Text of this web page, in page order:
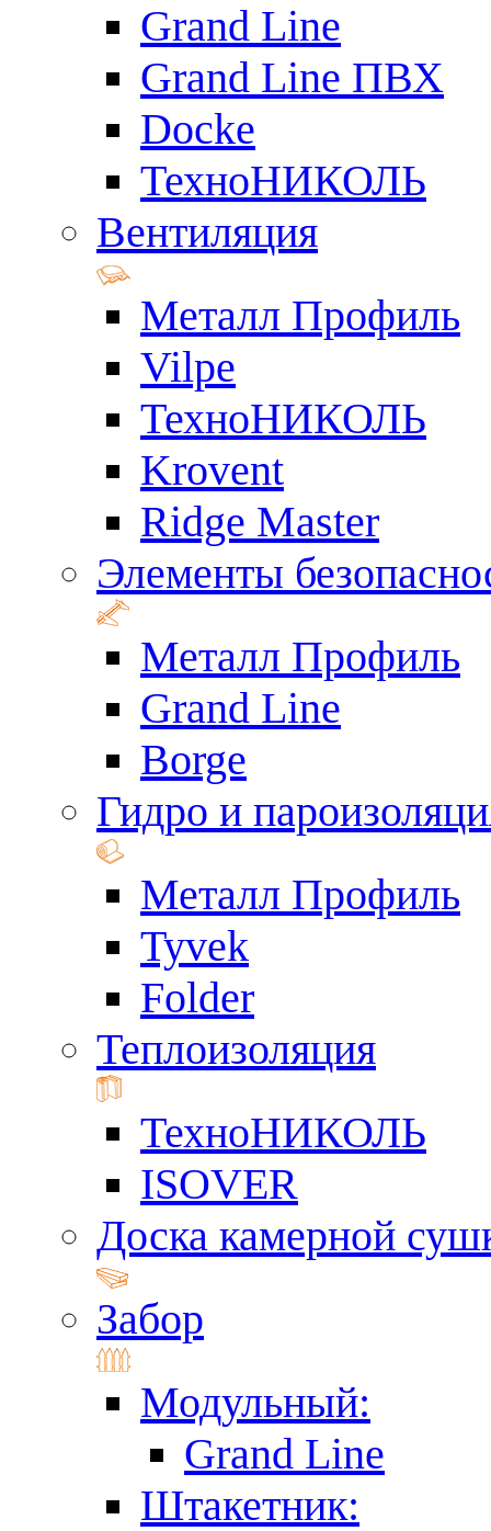
Grand Line
Grand Line ПВХ
Docke
ТехноНИКОЛЬ
Вентиляция
Металл Профиль
Vilpe
ТехноНИКОЛЬ
Krovent
Ridge Master
Элементы
Металл Профиль
Grand Line
Borge
Гидро и
Металл Профиль
Tyvek
Folder
Теплоизоляция
ТехноНИКОЛЬ
ISOVER
Доска камерной
Забор
Модульный:
Grand Line
Штакетник: